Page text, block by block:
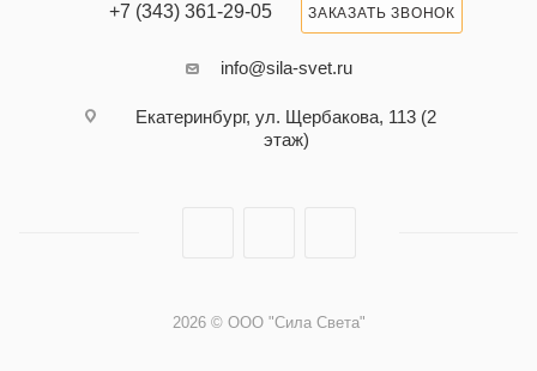
+7 (343) 361-29-05 ЗАКАЗАТЬ ЗВОНОК
info@sila-svet.ru
Екатеринбург, ул. Щербакова, 113 (2
этаж)
2026 © ООО "Сила Света"